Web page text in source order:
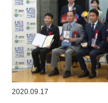
2020.09.17